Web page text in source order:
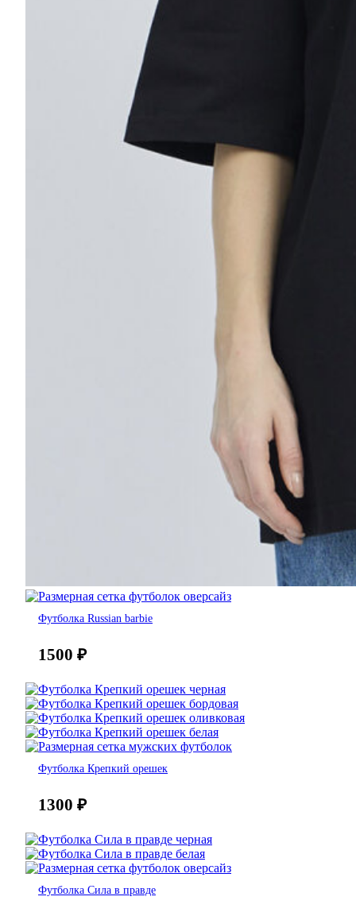
Футболка Russian barbie
1500 ₽
Футболка Крепкий орешек
1300 ₽
Футболка Сила в правде